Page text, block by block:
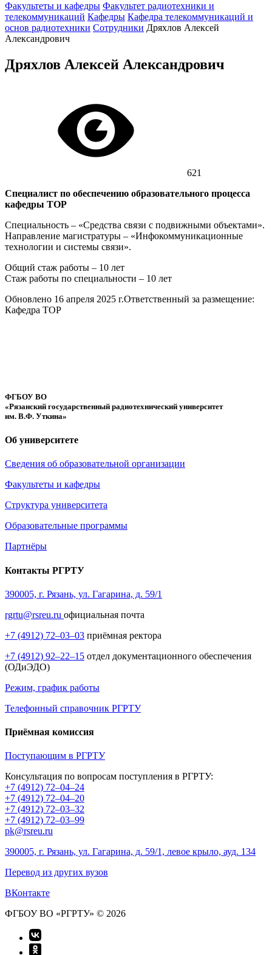
Факультеты и кафедры Факультет радиотехники и
телекоммуникаций Кафедры Кафедра телекоммуникаций и
основ радиотехники Сотрудники Дряхлов Алексей
Александрович
Дряхлов Алексей Александрович
621
Специалист по обеспечению образовательного процесса
кафедры ТОР
Специальность – «Средства связи с подвижными объектами».
Направление магистратуры – «Инфокоммуникационные
технологии и системы связи».
Общий стаж работы – 10 лет
Стаж работы по специальности – 10 лет
Обновлено 16 апреля 2025 г.Ответственный за размещение:
Кафедра ТОР
ФГБОУ ВО
«Рязанский государственный радиотехнический университет
им. В.Ф. Уткина»
Об университете
Сведения об образовательной организации
Факультеты и кафедры
Структура университета
Образовательные программы
Партнёры
Контакты РГРТУ
390005, г. Рязань, ул. Гагарина, д. 59/1
rgrtu@rsreu.ru официальная почта
+7 (4912) 72–03–03 приёмная ректора
+7 (4912) 92–22–15 отдел документационного обеспечения
(ОДиЭДО)
Режим, график работы
Телефонный справочник РГРТУ
Приёмная комиссия
Поступающим в РГРТУ
Консультация по вопросам поступления в РГРТУ:
+7 (4912) 72–04–24
+7 (4912) 72–04–20
+7 (4912) 72–03–32
+7 (4912) 72–03–99
pk@rsreu.ru
390005, г. Рязань, ул. Гагарина, д. 59/1, левое крыло, ауд. 134
Перевод из других вузов
ВКонтакте
ФГБОУ ВО «РГРТУ» © 2026